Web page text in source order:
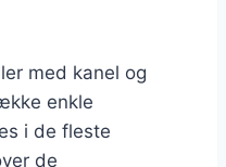
med kanel og
enkle
i de fleste
de